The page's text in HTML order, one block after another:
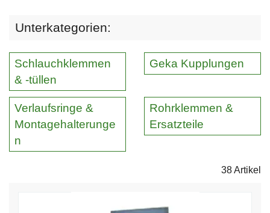
Unterkategorien:
Schlauchklemmen
& -tüllen
Geka Kupplungen
Verlaufsringe &
Montagehalterunge
n
Rohrklemmen &
Ersatzteile
38 Artikel